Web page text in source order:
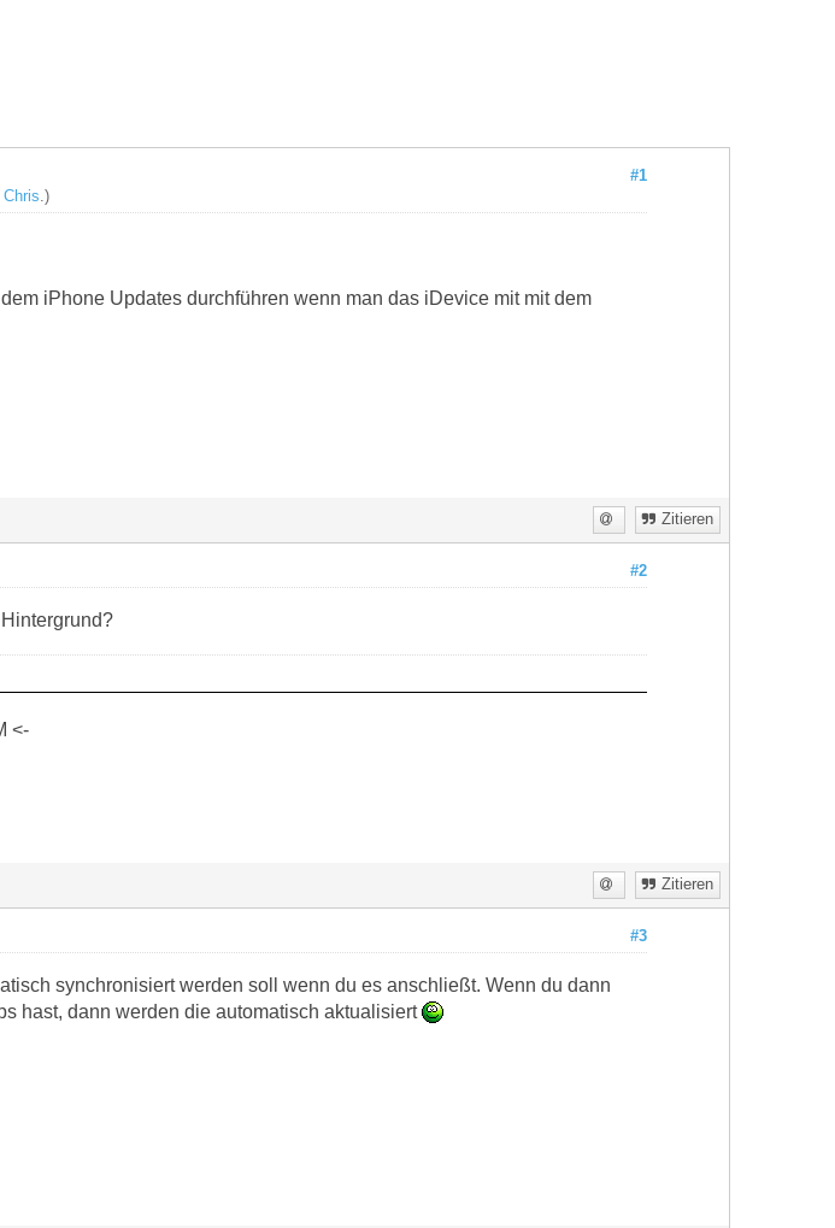
#1
Chris .)
iPhone Updates durchführen wenn man das iDevice mit mit dem
Zitieren
#2
<-
Zitieren
#3
synchronisiert werden soll wenn du es anschließt. Wenn du dann
hast, dann werden die automatisch aktualisiert